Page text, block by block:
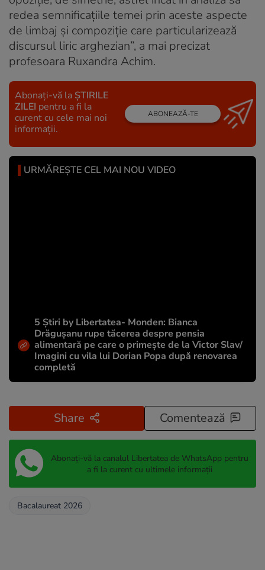
redea semnificațiile temei prin aceste aspecte
de limbaj și compoziție care particularizează
discursul liric arghezian”, a mai precizat
profesoara Ruxandra Achim.
Abonați-vă la ȘTIRILE
ZILEI pentru a fi la
curent cu cele mai noi
informații.
ABONEAZĂ-TE
URMĂREȘTE CEL MAI NOU VIDEO
5 Știri by Libertatea- Monden: Bianca
Drăgușanu rupe tăcerea despre pensia
alimentară pe care o primește de la Victor Slav/
Imagini cu vila lui Dorian Popa după renovarea
completă
Share Comentează
Abonați-vă la canalul Libertatea de WhatsApp pentru
a fi la curent cu ultimele informații
Bacalaureat 2026